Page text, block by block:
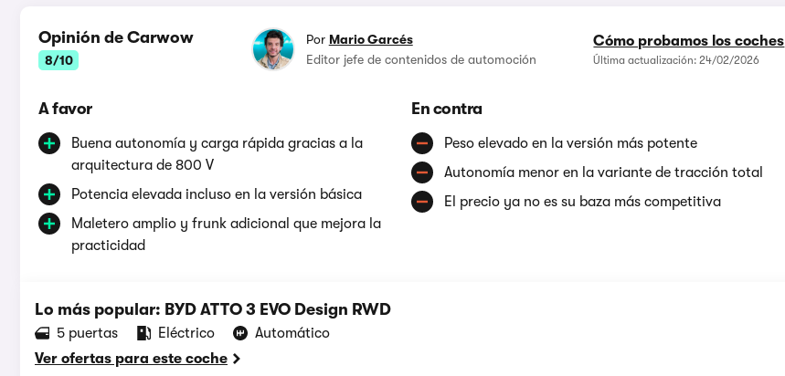
Opinión de Carwow
8/10
Cómo probamos los coches
Última actualización: 24/02/2026
Por Mario Garcés
Editor jefe de contenidos de automoción
A favor
Buena autonomía y carga rápida gracias a la
arquitectura de 800 V
Potencia elevada incluso en la versión básica
Maletero amplio y frunk adicional que mejora la
practicidad
En contra
Peso elevado en la versión más potente
Autonomía menor en la variante de tracción total
El precio ya no es su baza más competitiva
Lo más popular: BYD ATTO 3 EVO Design RWD
5 puertas Eléctrico
Automático
Ver ofertas para este coche